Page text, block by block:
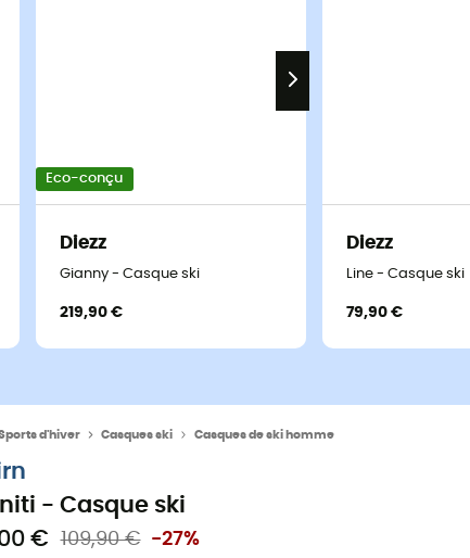
Eco-conçu
Diezz
Gianny - Casque ski
219,90 €
Diezz
Line - Casque ski
79,90 €
d'hiver Casques ski Casques de ski homme
- Casque ski
€
109,90 € -27%